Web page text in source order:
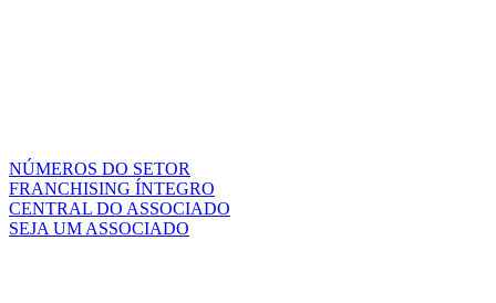
NÚMEROS DO SETOR
FRANCHISING ÍNTEGRO
CENTRAL DO ASSOCIADO
SEJA UM ASSOCIADO